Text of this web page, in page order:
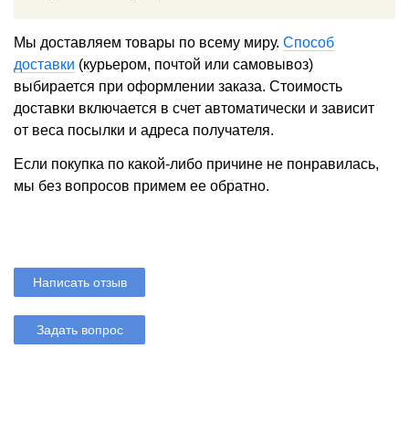
Мы доставляем товары по всему миру. Способ
доставки (курьером, почтой или самовывоз)
выбирается при оформлении заказа. Стоимость
доставки включается в счет автоматически и зависит
от веса посылки и адреса получателя.
Если покупка по какой-либо причине не понравилась,
мы без вопросов примем ее обратно.
Написать отзыв
Задать вопрос